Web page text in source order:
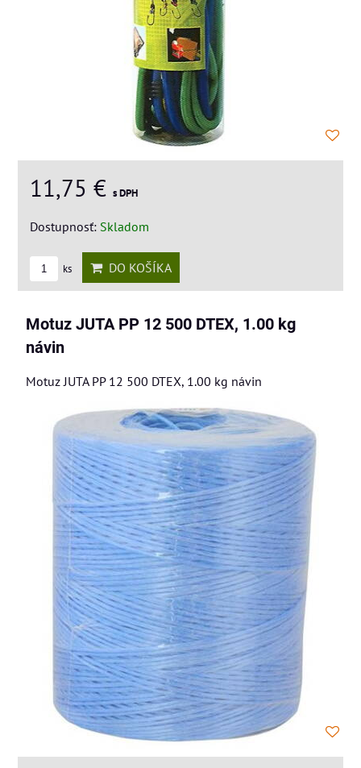
11,75 € s DPH
Dostupnosť: Skladom
ks DO KOŠÍKA
Motuz JUTA PP 12 500 DTEX, 1.00 kg
návin
Motuz JUTA PP 12 500 DTEX, 1.00 kg návin